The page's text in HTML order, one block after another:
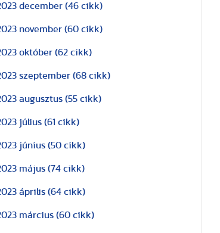
december (46 cikk)
november (60 cikk)
október (62 cikk)
szeptember (68 cikk)
augusztus (55 cikk)
július (61 cikk)
június (50 cikk)
május (74 cikk)
április (64 cikk)
március (60 cikk)